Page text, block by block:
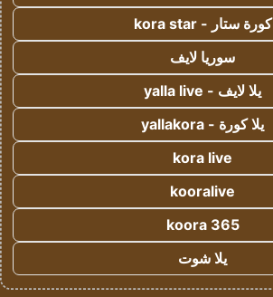
كورة ستار - kora star
سوريا لايف
يلا لايف - yalla live
يلا كورة - yallakora
kora live
kooralive
koora 365
يلا شوت